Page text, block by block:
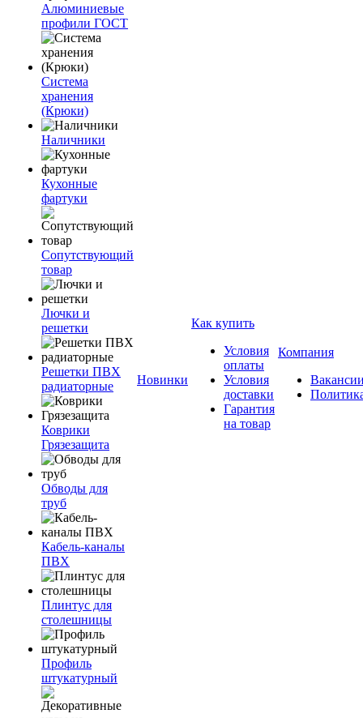
Алюминиевые
профили ГОСТ
Система
хранения
(Крюки)
Наличники
Кухонные
фартуки
Сопутствующий
товар
Лючки и
решетки
Решетки ПВХ
радиаторные
Коврики
Грязезащита
Обводы для
труб
Кабель-каналы
ПВХ
Плинтус для
столешницы
Профиль
штукатурный
Новинки
Как купить
Условия
оплаты
Условия
доставки
Гарантия
на товар
Компания